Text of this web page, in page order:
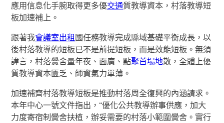
應用信息化手腕取得更多優交通質教導資本，村落教導短
板加速補上。
跟著我會議室出租 國任務教導完成縣域基礎平衡成長，以
後村落教導的短板已不是前提短板，而是效能短板。無須
諱言，村落黌舍量年夜、面廣、點聚首場地散，全體上優
質教導資本匱乏、師資氣力單薄。
加速補齊村落教導短板是推動村落周全復興的內涵請求。
本年中心一號文件指出，“優化公共教導辦事供應，加大
力度寄宿制黌舍扶植，辦妥需要的村落小範圍黌舍。實行